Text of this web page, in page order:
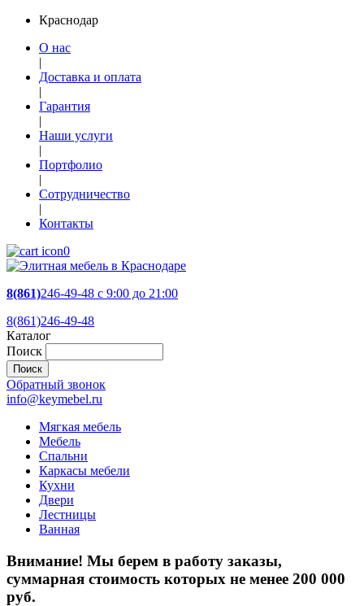
Краснодар
О нас
|
Доставка и оплата
|
Гарантия
|
Наши услуги
|
Портфолио
|
Сотрудничество
|
Контакты
0
8(861)246-49-48 c 9:00 до 21:00
8(861)246-49-48
Каталог
Поиск
Обратный звонок
info@keymebel.ru
Мягкая мебель
Мебель
Спальни
Каркасы мебели
Кухни
Двери
Лестницы
Ванная
Внимание! Мы берем в работу заказы,
суммарная стоимость которых не менее 200 000
руб.